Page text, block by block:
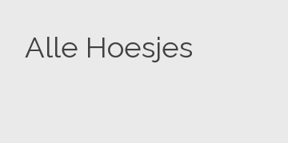
Alle Hoesjes